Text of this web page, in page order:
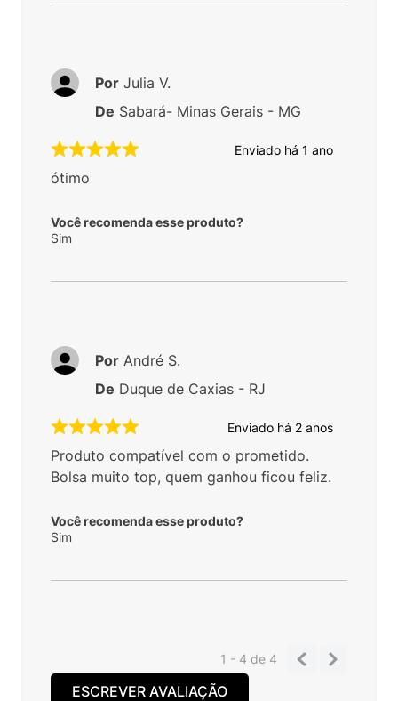
Enviado há 1 ano
ótimo
Você recomenda esse produto?
Sim
Por Julia V.
De Sabará- Minas Gerais - MG
Enviado há 2 anos
Produto compatível com o prometido.
Bolsa muito top, quem ganhou ficou feliz.
Você recomenda esse produto?
Sim
Por André S.
De Duque de Caxias - RJ
1 - 4de 4
ESCREVER AVALIAÇÃO